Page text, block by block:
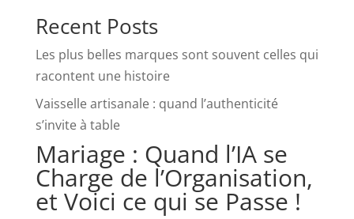
Recent Posts
Les plus belles marques sont souvent celles qui
racontent une histoire
Vaisselle artisanale : quand l’authenticité
s’invite à table
Mariage : Quand l’IA se
Charge de l’Organisation,
et Voici ce qui se Passe !